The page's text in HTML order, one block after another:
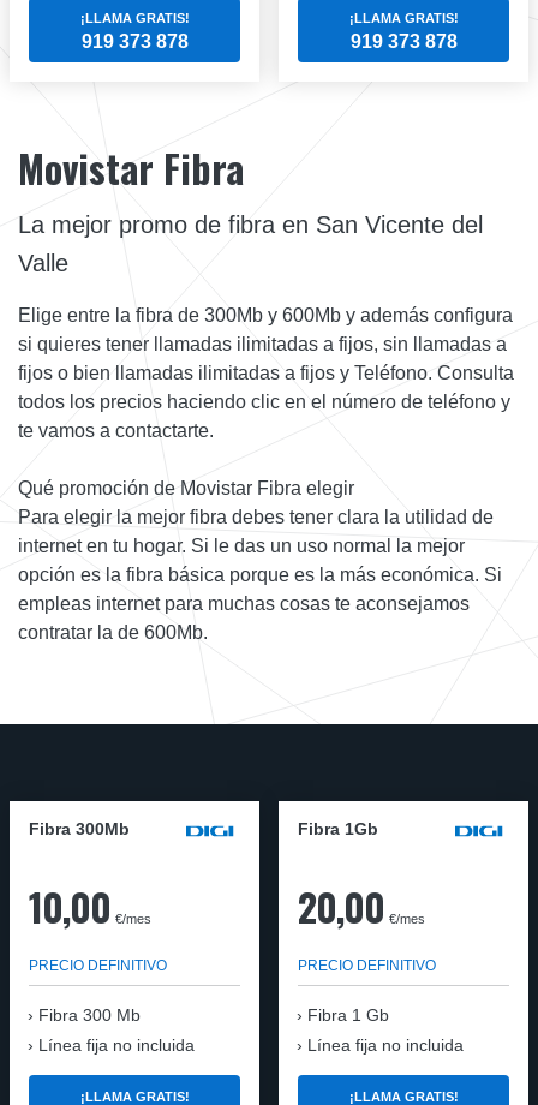
¡LLAMA GRATIS!
919 373 878
¡LLAMA GRATIS!
919 373 878
Movistar Fibra
La mejor promo de fibra en San Vicente del
Valle
Elige entre la fibra de 300Mb y 600Mb y además configura
si quieres tener llamadas ilimitadas a fijos, sin llamadas a
fijos o bien llamadas ilimitadas a fijos y Teléfono. Consulta
todos los precios haciendo clic en el número de teléfono y
te vamos a contactarte.
Qué promoción de Movistar Fibra elegir
Para elegir la mejor fibra debes tener clara la utilidad de
internet en tu hogar. Si le das un uso normal la mejor
opción es la fibra básica porque es la más económica. Si
empleas internet para muchas cosas te aconsejamos
contratar la de 600Mb.
Fibra 300Mb
10,00 €/mes
PRECIO DEFINITIVO
Fibra 300 Mb
Línea fija no incluida
¡LLAMA GRATIS!
Fibra 1Gb
20,00 €/mes
PRECIO DEFINITIVO
Fibra 1 Gb
Línea fija no incluida
¡LLAMA GRATIS!